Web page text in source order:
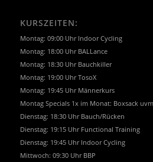
KURSZEITEN:
Montag: 09:00 Uhr Indoor Cycling
Montag: 18:00 Uhr BALLance
Montag: 18:30 Uhr Bauchkiller
Montag: 19:00 Uhr TosoX
Montag: 19:45 Uhr Männerkurs
Montag Specials 1x im Monat: Boxsack
Dienstag: 18:30 Uhr Bauch/Rücken
Dienstag: 19:15 Uhr Functional Training
Dienstag: 19:45 Uhr Indoor Cycling
Mittwoch: 09:30 Uhr BBP